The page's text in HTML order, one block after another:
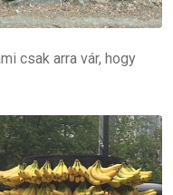
csak arra vár, hogy